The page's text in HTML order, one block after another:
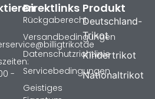
Produkt
Deutschland-
Trikot
Kindertrikot
Nationaltrikot
Direktlinks
Rückgaberecht
Versandbedingungen
Datenschutzrichtlinie
Servicebedingungen
Geistiges
-